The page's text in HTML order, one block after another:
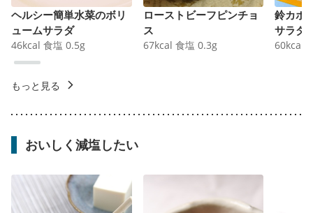
ヘルシー簡単水菜のボリ
ュームサラダ
46kcal 食塩 0.5g
ローストビーフピンチョ
ス
67kcal 食塩 0.3g
鈴カボ
サラダ
60kcal
もっと見る
おいしく減塩したい